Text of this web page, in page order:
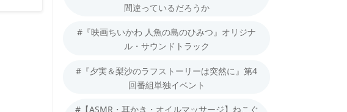
間違っているだろうか
#『映画ちいかわ 人魚の島のひみつ』オリジナ
ル・サウンドトラック
#『夕実＆梨沙のラフストーリーは突然に』第4
回番組単独イベント
#【ASMR・耳かき・オイルマッサージ】ねこぐ